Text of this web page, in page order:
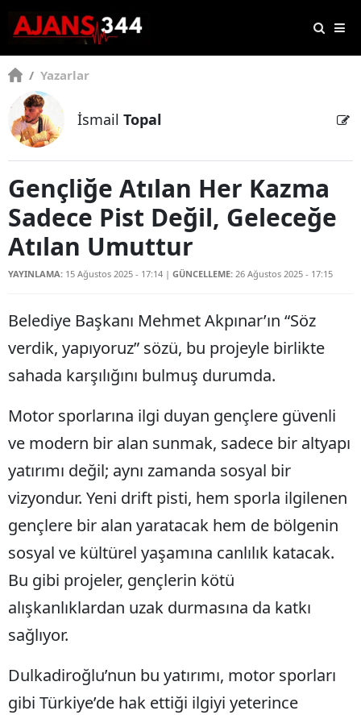
/ Yazarlar
İsmail Topal
Gençliğe Atılan Her Kazma
Sadece Pist Değil, Geleceğe
Atılan Umuttur
YAYINLAMA: 15 Ağustos 2025 - 17:14 | GÜNCELLEME: 26 Ağustos 2025 - 17:15
Belediye Başkanı Mehmet Akpınar’ın “Söz
verdik, yapıyoruz” sözü, bu projeyle birlikte
sahada karşılığını bulmuş durumda.
Motor sporlarına ilgi duyan gençlere güvenli
ve modern bir alan sunmak, sadece bir altyapı
yatırımı değil; aynı zamanda sosyal bir
vizyondur. Yeni drift pisti, hem sporla ilgilenen
gençlere bir alan yaratacak hem de bölgenin
sosyal ve kültürel yaşamına canlılık katacak.
Bu gibi projeler, gençlerin kötü
alışkanlıklardan uzak durmasına da katkı
sağlıyor.
Dulkadiroğlu’nun bu yatırımı, motor sporları
gibi Türkiye’de hak ettiği ilgiyi yeterince